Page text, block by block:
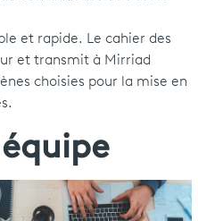
et rapide. Le cahier des
et transmit à Mirriad
choisies pour la mise en